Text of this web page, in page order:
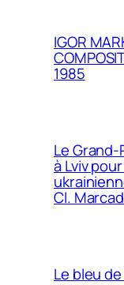
IGOR
1985
Le
à Lviv
Cl.
Le bleu